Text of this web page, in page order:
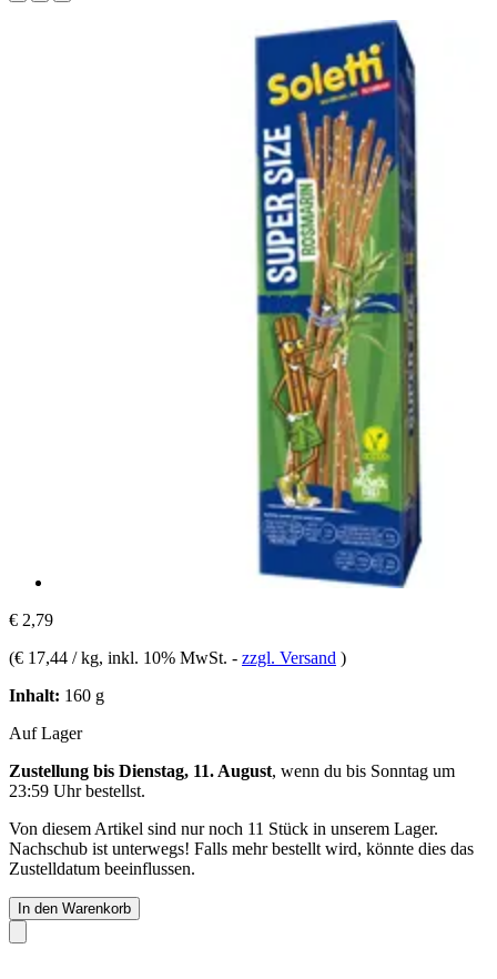
€ 2,79
(€ 17,44 / kg, inkl. 10% MwSt. - zzgl. Versand )
Inhalt: 160 g
Auf Lager
Zustellung bis Dienstag, 11. August, wenn du bis Sonntag um
23:59 Uhrbestellst.
Von diesem Artikel sind nur noch 11 Stück in unserem Lager.
Nachschub ist unterwegs! Falls mehr bestellt wird, könnte dies das
Zustelldatum beeinflussen.
In den Warenkorb